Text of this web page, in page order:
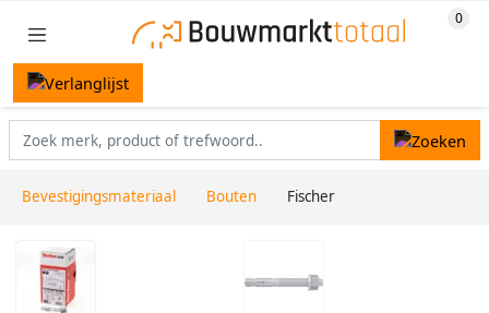
Bevestigingsmateriaal Bouten Fischer